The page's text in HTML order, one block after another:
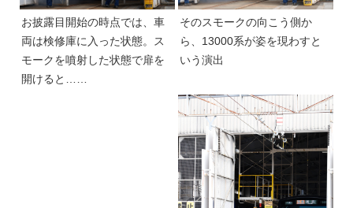
お披露目開始の時点では、車
両は検修庫に入った状態。ス
モークを噴射した状態で扉を
開けると……
そのスモークの向こう側か
ら、13000系が姿を現わすと
いう演出